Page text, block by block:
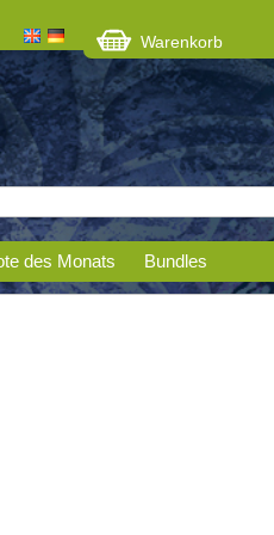
Warenkorb
des Monats Bundles